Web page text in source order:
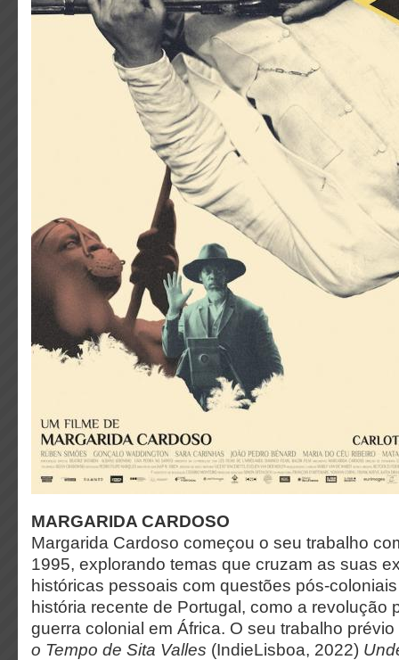
MARGARIDA CARDOSO
Margarida Cardoso começou o seu trabalho
1995, explorando temas que cruzam as suas
históricas pessoais com questões pós-
história recente de Portugal, como a revolução
guerra colonial em África. O seu trabalho
o Tempo de Sita Valles (IndieLisboa, 2022)